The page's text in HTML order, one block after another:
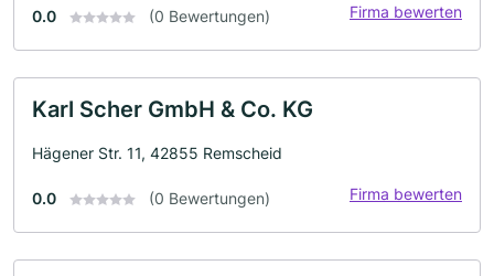
0.0 (0 Bewertungen) Firma bewerten
Karl Scher GmbH & Co. KG
Hägener Str. 11, 42855 Remscheid
0.0 (0 Bewertungen) Firma bewerten